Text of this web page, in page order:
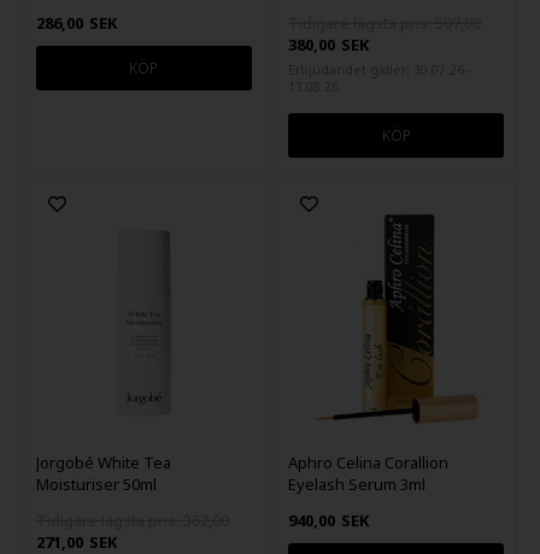
286,00 SEK
380,00 SEK
Jorgobé White Tea
Moisturiser 50ml
271,00 SEK
Aphro Celina Corallion
Eyelash Serum 3ml
940,00 SEK